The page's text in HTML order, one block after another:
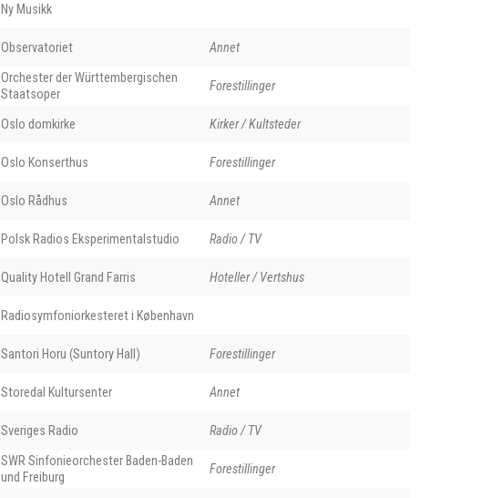
Ny Musikk
Observatoriet Annet
Orchester der Württembergischen
Staatsoper
Forestillinger
Oslo domkirke Kirker / Kultsteder
Oslo Konserthus Forestillinger
Oslo Rådhus Annet
Polsk Radios Eksperimentalstudio Radio / TV
Quality Hotell Grand Farris Hoteller / Vertshus
Radiosymfoniorkesteret i København
Santori Horu (Suntory Hall) Forestillinger
Storedal Kultursenter Annet
Sveriges Radio Radio / TV
SWR Sinfonieorchester Baden-Baden
und Freiburg
Forestillinger